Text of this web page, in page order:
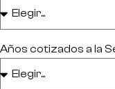
Años cotizados a la